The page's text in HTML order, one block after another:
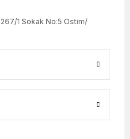
1 Sokak No:5 Ostim/